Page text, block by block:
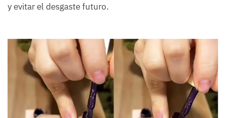
y evitar el desgaste futuro.